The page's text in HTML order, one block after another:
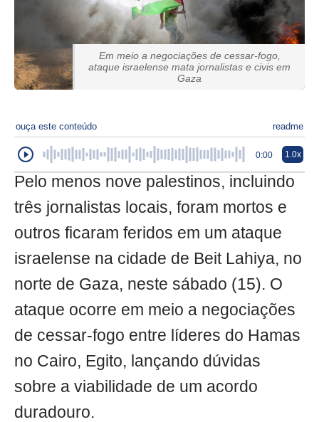
Em meio a negociações de cessar-fogo,
ataque israelense mata jornalistas e civis em
Gaza
ouça este conteúdo readme
0:00 1.0x
Pelo menos nove palestinos, incluindo
três jornalistas locais, foram mortos e
outros ficaram feridos em um ataque
israelense na cidade de Beit Lahiya, no
norte de Gaza, neste sábado (15). O
ataque ocorre em meio a negociações
de cessar-fogo entre líderes do Hamas
no Cairo, Egito, lançando dúvidas
sobre a viabilidade de um acordo
duradouro.